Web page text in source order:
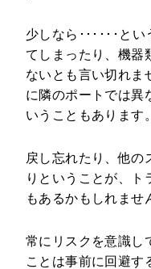
少しなら･･････とい
てしまったり、機器
ないとも言い切れま
に隣のポートでは異
いうこともあります。
戻し忘れたり、他の
りということが、ト
もあるかもしれませ
常にリスクを意識し
ことは事前に回避す